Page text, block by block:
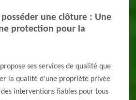
posséder une clôture : Une
protection pour la
ses services de qualité que
la qualité d’une propriété privée
interventions fiables pour tous